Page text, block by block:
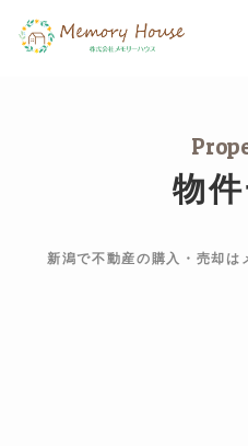
物
新潟で不動産の購入・売却は